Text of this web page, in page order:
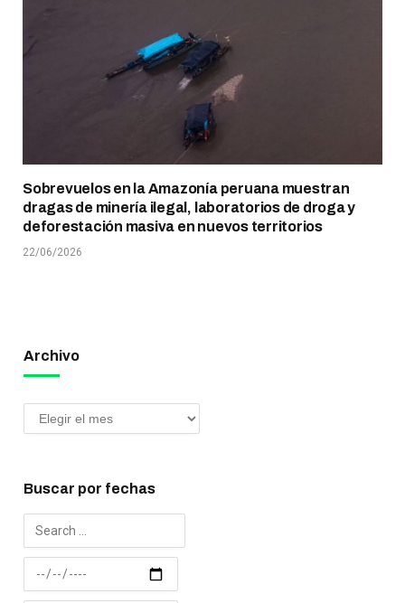
Sobrevuelos en la Amazonía peruana muestran
dragas de minería ilegal, laboratorios de droga y
deforestación masiva en nuevos territorios
22/06/2026
Archivo
Buscar por fechas